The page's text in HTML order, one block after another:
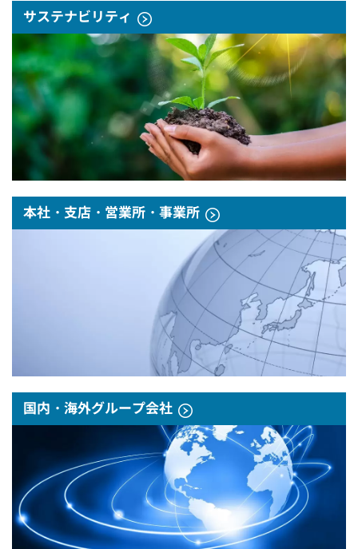
サステナビリティ
本社・支店・営業所・事業所
国内・海外グループ会社